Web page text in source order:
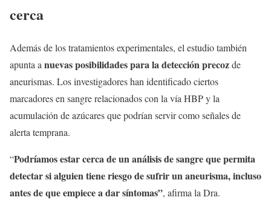
cerca
Además de los tratamientos experimentales, el estudio también
apunta a nuevas posibilidades para la detección precozde
aneurismas. Los investigadores han identificado ciertos
marcadores en sangre relacionados con la vía HBP y la
acumulación de azúcares que podrían servir como señales de
alerta temprana.
“Podríamos estar cerca de un análisis de sangre que permita
detectar si alguien tiene riesgo de sufrir un aneurisma, incluso
antes de que empiece a dar síntomas”, afirma la Dra.